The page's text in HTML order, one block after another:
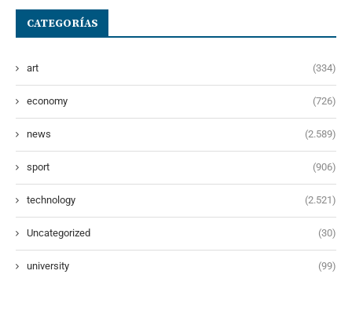
CATEGORÍAS
art (334)
economy (726)
news (2.589)
sport (906)
technology (2.521)
Uncategorized (30)
university (99)